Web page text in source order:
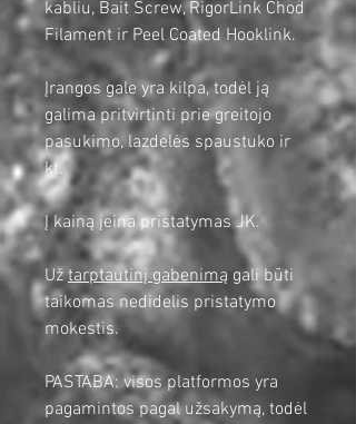
kabliu, Bait Screw, RigorLink Chod
Filament ir Peel Coated Hooklink.
Įrangos gale yra kilpa, todėl ją
galima pritvirtinti prie greitojo
pasukimo, lazdelės spaustuko ir
kt.
Į kainą įeina pristatymas JK.
Užtarptautinį gabenimą gali būti
taikomas nedidelis pristatymo
mokestis.
PASTABA: visos platformos yra
pagamintos pagal užsakymą, todėl